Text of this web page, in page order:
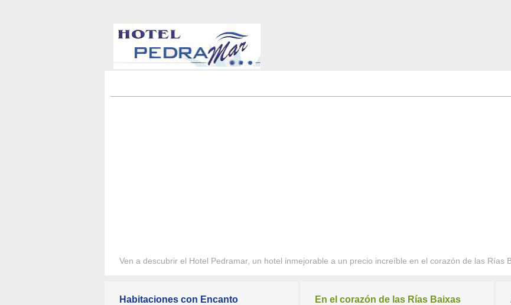
Ven a descubrir el Hotel Pedramar, un hotel inmejorable a un precio increíble en el corazón de las Rías
Habitaciones con Encanto En el corazón de las Rías Baixas